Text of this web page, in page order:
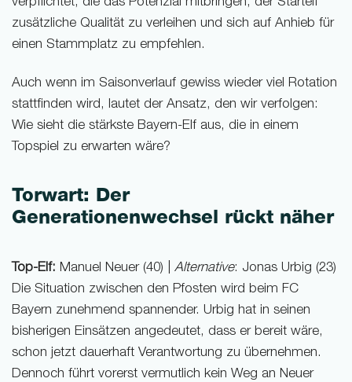
verpflichtet, die das Potenzial mitbringen, der Startelf
zusätzliche Qualität zu verleihen und sich auf Anhieb für
einen Stammplatz zu empfehlen.
Auch wenn im Saisonverlauf gewiss wieder viel Rotation
stattfinden wird, lautet der Ansatz, den wir verfolgen:
Wie sieht die stärkste Bayern-Elf aus, die in einem
Topspiel zu erwarten wäre?
Torwart: Der
Generationenwechsel rückt näher
Top-Elf: Manuel Neuer (40) | Alternative: Jonas Urbig (23)
Die Situation zwischen den Pfosten wird beim FC
Bayern zunehmend spannender. Urbig hat in seinen
bisherigen Einsätzen angedeutet, dass er bereit wäre,
schon jetzt dauerhaft Verantwortung zu übernehmen.
Dennoch führt vorerst vermutlich kein Weg an Neuer